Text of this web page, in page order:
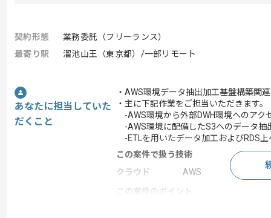
契約形態
業務委託（フリーランス）
最寄り駅
溜池山王（東京都）/一部リモート
あなたに担当していた
だくこと
・AWS環境データ抽出加工基盤構築関
・主に下記作業をご担当いただきます。
-AWS環境から外部DWH環境へのアク
-AWS環境に配備したS3へのデータ抽
-ETLを用いたデータ加工およびRDS
この案件で扱う技術
クラウド
AWS
この案件のポイント